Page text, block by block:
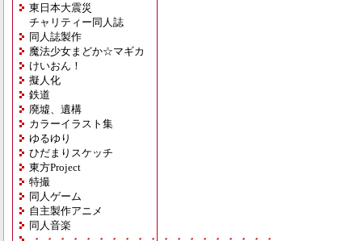
東日本大震災
チャリティー同人誌
同人誌製作
魔法少女まどか☆マギカ
けいおん！
擬人化
鉄道
廃墟、遺構
カラーイラスト集
ゆるゆり
ひだまりスケッチ
東方Project
特撮
同人ゲーム
自主製作アニメ
同人音楽